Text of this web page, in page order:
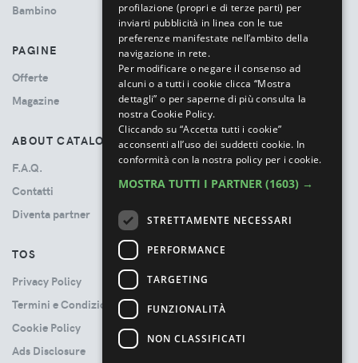
Bambino
PAGINE
Offerte
Magazine
ABOUT CATALOVE
F.A.Q.
Contatti
Diventa partner
TOS
Privacy Policy
Termini e Condizioni
Cookie Policy
Ads Disclosure
profilazione (propri e di terze parti) per
inviarti pubblicità in linea con le tue
preferenze manifestate nell’ambito della
navigazione in rete.
Per modificare o negare il consenso ad
alcuni o a tutti i cookie clicca “Mostra
dettagli” o per saperne di più consulta la
nostra Cookie Policy.
Cliccando su “Accetta tutti i cookie”
acconsenti all’uso dei suddetti cookie. In
conformità con la nostra policy per i cookie.
MOSTRA TUTTI I PARTNER (1603) →
STRETTAMENTE NECESSARI
PERFORMANCE
TARGETING
FUNZIONALITÀ
NON CLASSIFICATI